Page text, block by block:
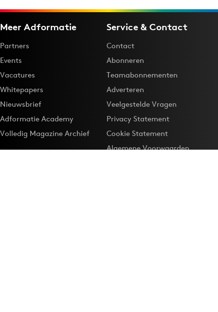
Meer Adformatie
Partners
Events
Vacatures
Whitepapers
Nieuwsbrief
Adformatie Academy
Volledig Magazine Archief
Service & Contact
Contact
Abonneren
Teamabonnementen
Adverteren
Veelgestelde Vragen
Privacy Statement
Cookie Statement
Algemene Voorwaarden